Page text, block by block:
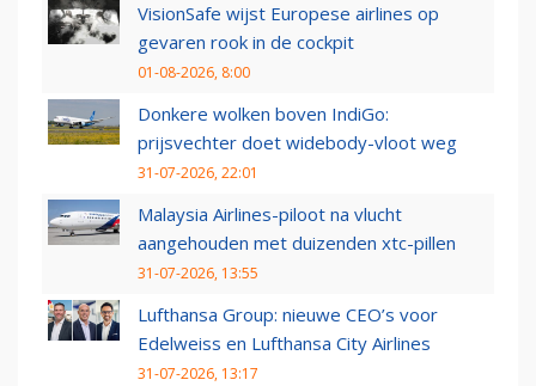
VisionSafe wijst Europese airlines op
gevaren rook in de cockpit
01-08-2026, 8:00
Donkere wolken boven IndiGo:
prijsvechter doet widebody-vloot weg
31-07-2026, 22:01
Malaysia Airlines-piloot na vlucht
aangehouden met duizenden xtc-pillen
31-07-2026, 13:55
Lufthansa Group: nieuwe CEO’s voor
Edelweiss en Lufthansa City Airlines
31-07-2026, 13:17